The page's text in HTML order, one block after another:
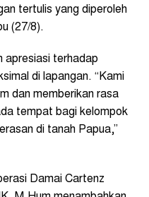
tertulis yang diperoleh
(27/8).
apresiasi terhadap
di lapangan. “Kami
dan memberikan rasa
tempat bagi kelompok
di tanah Papua,”
Damai Cartenz